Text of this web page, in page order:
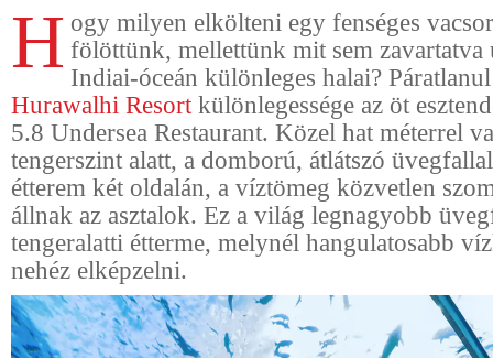
H ogy milyen elkölteni egy fenséges
fölöttünk, mellettünk mit sem zavartatva
Indiai-óceán különleges halai?
Hurawalhi Resort különlegessége az öt
5.8 Undersea Restaurant. Közel hat méterrel
tengerszint alatt, a domború, átlátszó
étterem két oldalán, a víztömeg közvetlen
állnak az asztalok. Ez a világ legnagyobb
tengeralatti étterme, melynél hangulatosabb
nehéz elképzelni.